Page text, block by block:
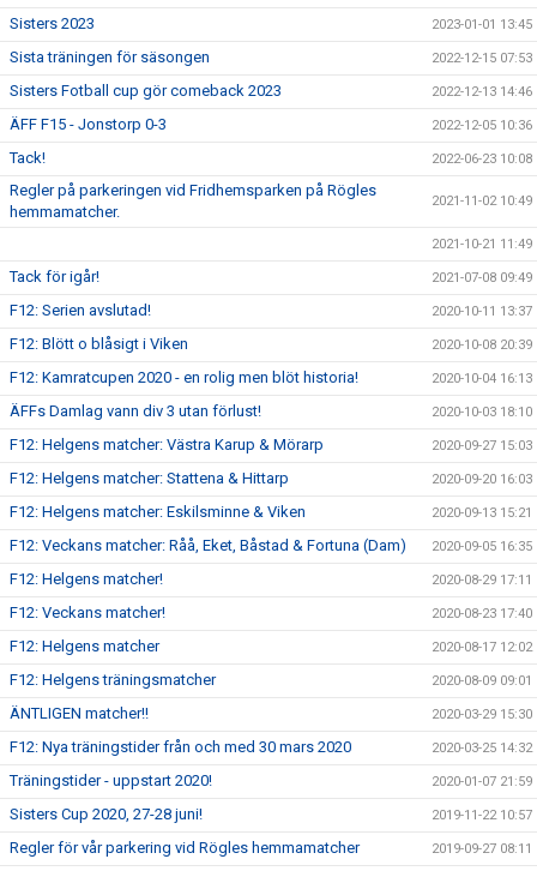
Sisters 2023 2023-01-01 13:45
Sista träningen för säsongen 2022-12-15 07:53
Sisters Fotball cup gör comeback 2023 2022-12-13 14:46
ÄFF F15 - Jonstorp 0-3 2022-12-05 10:36
Tack! 2022-06-23 10:08
Regler på parkeringen vid Fridhemsparken på Rögles
hemmamatcher.
2021-11-02 10:49
2021-10-21 11:49
Tack för igår! 2021-07-08 09:49
F12: Serien avslutad! 2020-10-11 13:37
F12: Blött o blåsigt i Viken 2020-10-08 20:39
F12: Kamratcupen 2020 - en rolig men blöt historia! 2020-10-04 16:13
ÄFFs Damlag vann div 3 utan förlust! 2020-10-03 18:10
F12: Helgens matcher: Västra Karup & Mörarp 2020-09-27 15:03
F12: Helgens matcher: Stattena & Hittarp 2020-09-20 16:03
F12: Helgens matcher: Eskilsminne & Viken 2020-09-13 15:21
F12: Veckans matcher: Råå, Eket, Båstad & Fortuna (Dam) 2020-09-05 16:35
F12: Helgens matcher! 2020-08-29 17:11
F12: Veckans matcher! 2020-08-23 17:40
F12: Helgens matcher 2020-08-17 12:02
F12: Helgens träningsmatcher 2020-08-09 09:01
ÄNTLIGEN matcher!! 2020-03-29 15:30
F12: Nya träningstider från och med 30 mars 2020 2020-03-25 14:32
Träningstider - uppstart 2020! 2020-01-07 21:59
Sisters Cup 2020, 27-28 juni! 2019-11-22 10:57
Regler för vår parkering vid Rögles hemmamatcher 2019-09-27 08:11